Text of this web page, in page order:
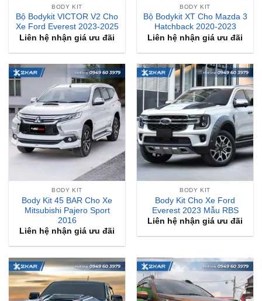
BODY KIT
Bộ Bodykit VICTOR V2 Cho
Xe Ford Everest 2023-2025
Liên hệ nhận giá ưu đãi
BODY KIT
Bộ Bodykit XT Cho Mazda 3
Hatchback 2020-2023
Liên hệ nhận giá ưu đãi
BODY KIT
Body Kit 45 BAR Cho Xe
Mitsubishi Pajero Sport
2016
Liên hệ nhận giá ưu đãi
BODY KIT
Body Kit Cho Xe Ford
Everest 2023 Mẫu RBS
Liên hệ nhận giá ưu đãi